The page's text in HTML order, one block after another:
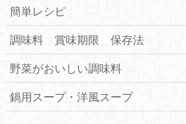
簡単レシピ
調味料 賞味期限 保存法
野菜がおいしい調味料
鍋用スープ・洋風スープ